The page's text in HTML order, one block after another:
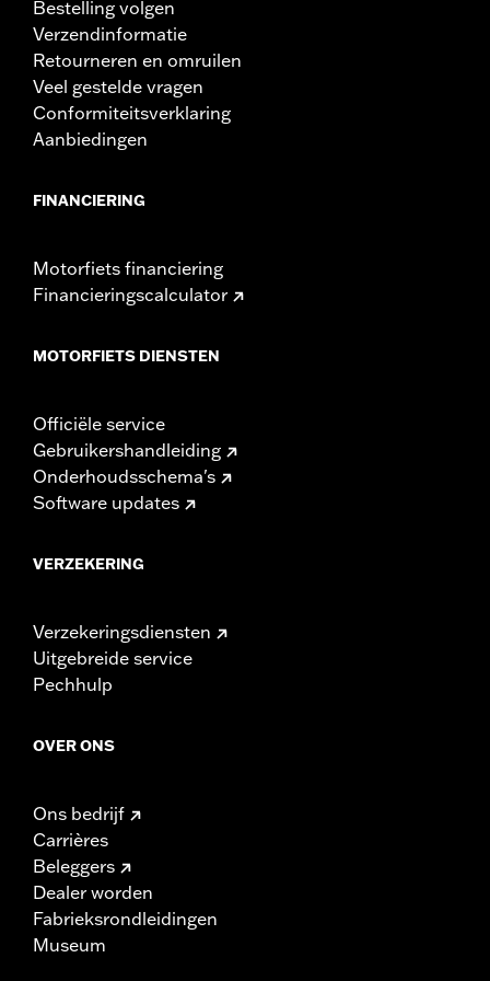
Bestelling volgen
Verzendinformatie
Retourneren en omruilen
Veel gestelde vragen
Conformiteitsverklaring
Aanbiedingen
FINANCIERING
Motorfiets financiering
Financieringscalculator
MOTORFIETS DIENSTEN
Officiële service
Gebruikershandleiding
Onderhoudsschema's
Software updates
VERZEKERING
Verzekeringsdiensten
Uitgebreide service
Pechhulp
OVER ONS
Ons bedrijf
Carrières
Beleggers
Dealer worden
Fabrieksrondleidingen
Museum